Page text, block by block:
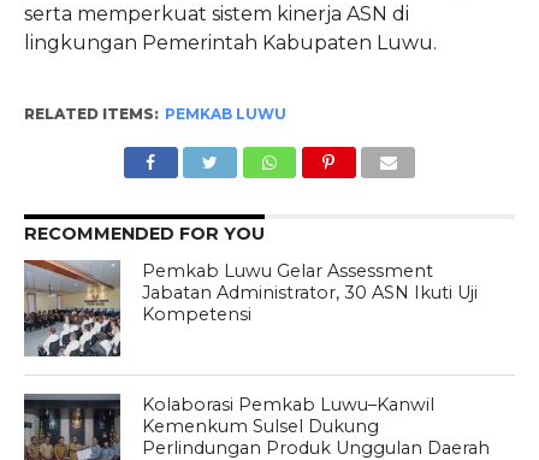
serta memperkuat sistem kinerja ASN di
lingkungan Pemerintah Kabupaten Luwu.
RELATED ITEMS: PEMKAB LUWU
RECOMMENDED FOR YOU
Pemkab Luwu Gelar Assessment
Jabatan Administrator, 30 ASN Ikuti Uji
Kompetensi
Kolaborasi Pemkab Luwu–Kanwil
Kemenkum Sulsel Dukung
Perlindungan Produk Unggulan Daerah